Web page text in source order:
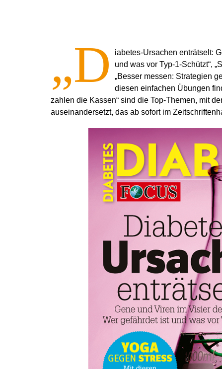
„D
iabetes-Ursachen enträtselt:
und was vor Typ-1-Schützt“,
„Besser messen: Strategien
diesen einfachen Übungen
zahlen die Kassen“ sind die Top-Themen, mit
auseinandersetzt, das ab sofort im